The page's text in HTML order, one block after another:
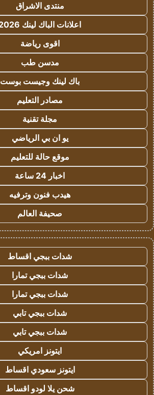
منتدى الاشراق
اعلانات الباك لينك 2026
اقوى رياضة
مدسن طب
باك لينك وجيست بوست
مصادر التعليم
مجلة تقنية
يو ان بي الرياضي
موقع حالة للتعليم
اخبار 24 ساعة
هيدب فنون وترفيه
صحيفة العالم
شدات ببجي اقساط
شدات ببجي تمارا
شدات ببجي تمارا
شدات ببجي تابي
شدات ببجي تابي
ايتونز امريكي
ايتونز سعودي اقساط
شحن يلا لودو اقساط